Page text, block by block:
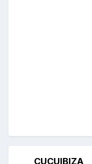
CUCUIBIZA